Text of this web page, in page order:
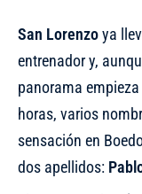
San Lorenzoya
entrenador y,
panorama
horas, varios
sensación en
dos apellidos: